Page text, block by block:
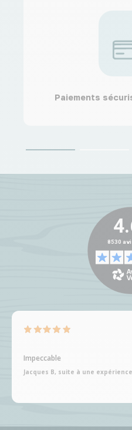
Paiements
Impeccable
Jacques B, suite à une